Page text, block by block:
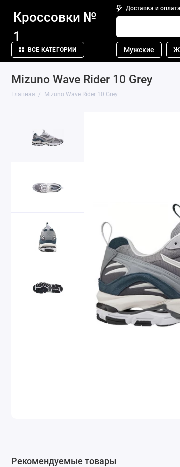
Доставка и оплата
Кроссовки №
1
ВСЕ КАТЕГОРИИ Мужские
Mizuno Wave Rider 10 Grey
Главная Mizuno Wave Rider 10 Grey
Рекомендуемые товары